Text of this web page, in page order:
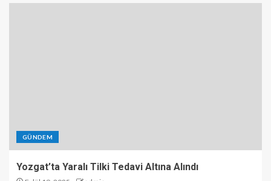
GÜNDEM
Yozgat’ta Yaralı Tilki Tedavi Altına Alındı